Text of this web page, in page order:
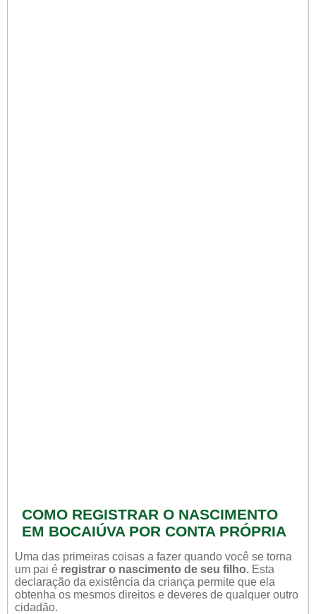
COMO REGISTRAR O NASCIMENTO
EM BOCAIÚVA POR CONTA PRÓPRIA
Uma das primeiras coisas a fazer quando você se torna
um pai é registrar o nascimento de seu filho. Esta
declaração da existência da criança permite que ela
obtenha os mesmos direitos e deveres de qualquer outro
cidadão.